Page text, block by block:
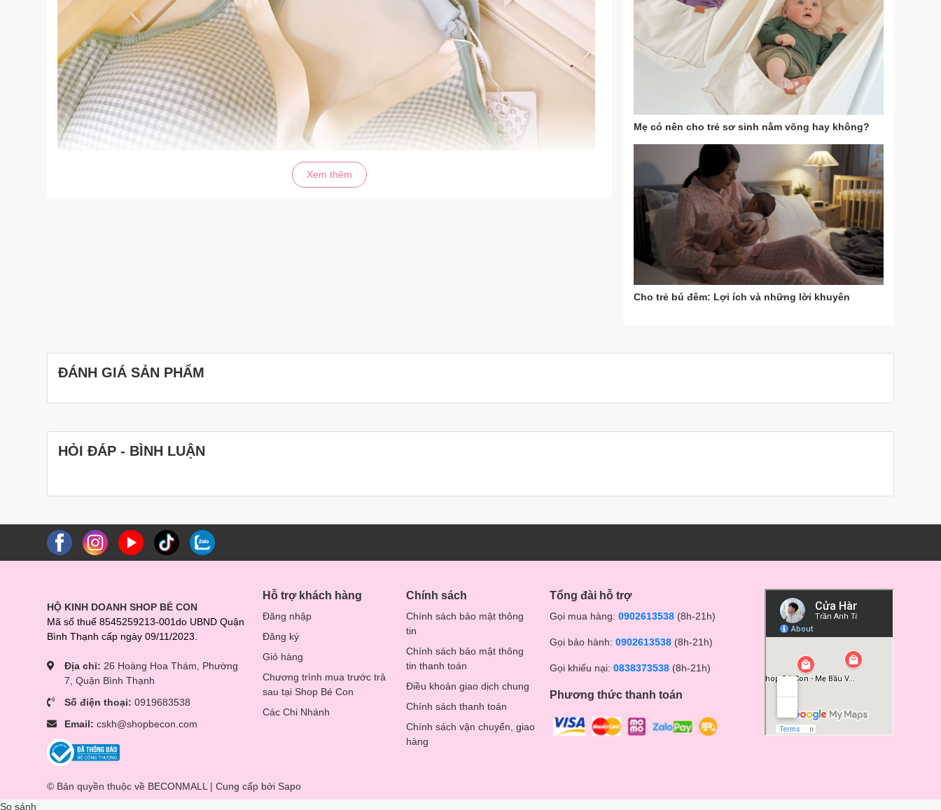
Xem thêm
Mẹ có nên cho trẻ sơ sinh nằm võng hay không?
Cho trẻ bú đêm: Lợi ích và những lời khuyên
ĐÁNH GIÁ SẢN PHẨM
HỎI ĐÁP - BÌNH LUẬN
HỘ KINH DOANH SHOP BÉ CON
Mã số thuế 8545259213-001do UBND Quận
Bình Thạnh cấp ngày 09/11/2023.
Địa chỉ: 26 Hoàng Hoa Thám, Phường
7, Quận Bình Thạnh
Số điện thoại: 0919683538
Email: cskh@shopbecon.com
Hỗ trợ khách hàng
Đăng nhập
Đăng ký
Giỏ hàng
Chương trình mua trước trả
sau tại Shop Bé Con
Các Chi Nhánh
Chính sách
Chính sách bảo mật thông
tin
Chính sách bảo mật thông
tin thanh toán
Điều khoản giao dịch chung
Chính sách thanh toán
Chính sách vận chuyển, giao
hàng
Tổng đài hỗ trợ
Gọi mua hàng: 0902613538 (8h-21h)
Gọi bảo hành: 0902613538 (8h-21h)
Gọi khiếu nại: 0838373538 (8h-21h)
Phương thức thanh toán
© Bản quyền thuộc về BECONMALL | Cung cấp bởi Sapo
So sánh